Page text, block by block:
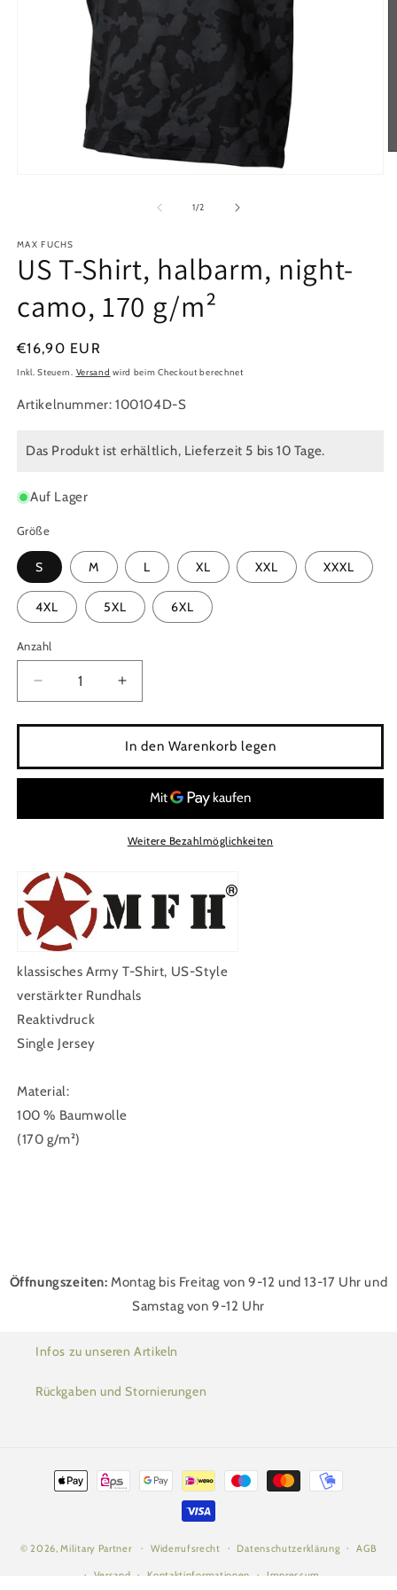
1/von
2
MAX FUCHS
US T-Shirt, halbarm, night-
camo, 170 g/m²
Normaler
Preis
€16,90 EUR
Inkl. Steuern. Versand wird beim Checkout berechnet
Artikelnummer: 100104D-S
Das Produkt ist erhältlich, Lieferzeit 5 bis 10 Tage.
Auf Lager
Größe
S M L XL XXL XXXL
4XL 5XL 6XL
Anzahl
Anzahl
Verringere
die
Menge
US
T-
halbarm,
170
g/m²
Erhöhe
die
Menge
für
US
T-
Shirt,
halbarm,
night-
g/m²
In den Warenkorb legen
Weitere Bezahlmöglichkeiten
klassisches Army T-Shirt, US-Style
verstärkter Rundhals
Reaktivdruck
Single Jersey
Material:
100 % Baumwolle
(170 g/m²)
Öffnungszeiten: Montag bis Freitag von 9-12 und 13-17 Uhr und
Samstag von 9-12 Uhr
Infos zu unseren Artikeln
Rückgaben und Stornierungen
Zahlungsmethoden
© 2026,Military Partner Widerrufsrecht Datenschutzerklärung AGB
Versand Kontaktinformationen Impressum